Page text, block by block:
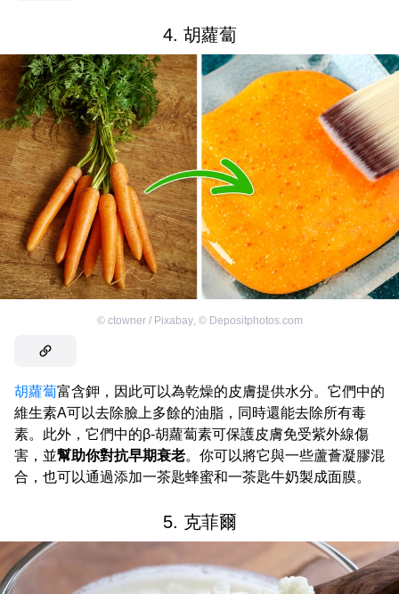
4. 胡蘿蔔
© ctowner / Pixabay, © Depositphotos.com
胡蘿蔔富含鉀，因此可以為乾燥的皮膚提供水分。它們中的
維生素A可以去除臉上多餘的油脂，同時還能去除所有毒
素。此外，它們中的β-胡蘿蔔素可保護皮膚免受紫外線傷
害，並幫助你對抗早期衰老。你可以將它與一些蘆薈凝膠混
合，也可以通過添加一茶匙蜂蜜和一茶匙牛奶製成面膜。
5. 克菲爾